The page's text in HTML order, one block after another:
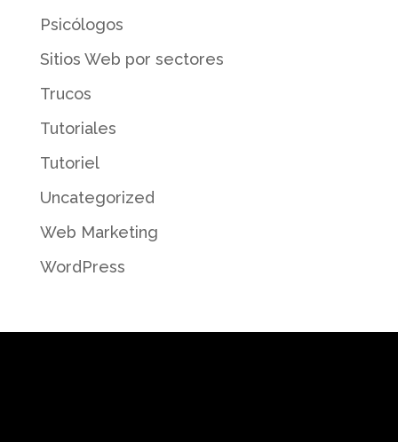
Psicólogos
Sitios Web por sectores
Trucos
Tutoriales
Tutoriel
Uncategorized
Web Marketing
WordPress